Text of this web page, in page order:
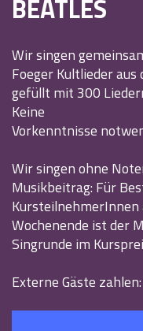
BEATLES
Wir singen
Foeger Kultlieder
gefüllt mit 300
Keine
Vorkenntnisse
Wir singen ohne
Musikbeitrag: Für
KursteilnehmerInnen
Wochenende ist der
Singrunde im
Externe Gäste